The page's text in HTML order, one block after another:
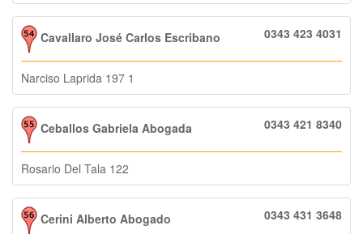
Cavallaro José Carlos Escribano 0343 423 4031
Narciso Laprida 197 1
Ceballos Gabriela Abogada 0343 421 8340
Rosario Del Tala 122
Cerini Alberto Abogado 0343 431 3648